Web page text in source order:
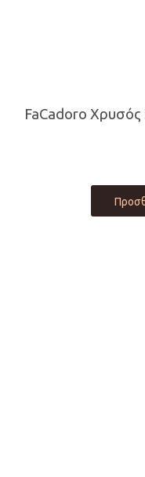
FaCadoro Χρυσός